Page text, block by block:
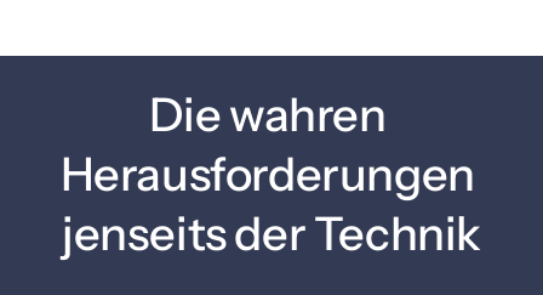
Die wahren
Herausforderungen
jenseits der Technik